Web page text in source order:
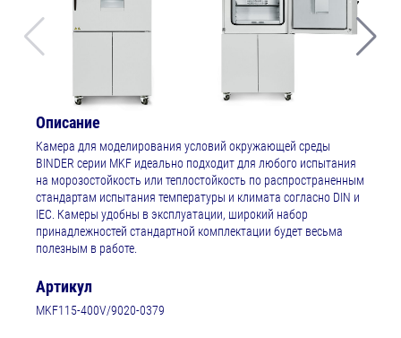
Описание
Камера для моделирования условий окружающей среды
BINDER серии MKF идеально подходит для любого испытания
на морозостойкость или теплостойкость по распространенным
стандартам испытания температуры и климата согласно DIN и
IEC. Камеры удобны в эксплуатации, широкий набор
принадлежностей стандартной комплектации будет весьма
полезным в работе.
Артикул
MKF115-400V/9020-0379